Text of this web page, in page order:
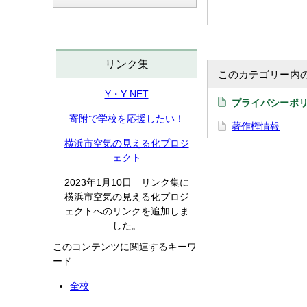
リンク集
Y・Y NET
寄附で学校を応援したい！
横浜市空気の見える化プロジ
ェクト
2023年1月10日 リンク集に
横浜市空気の見える化プロジ
ェクトへのリンクを追加しま
した。
このコンテンツに関連するキーワ
ード
全校
このカテゴリー内
プライバシーポ
著作権情報